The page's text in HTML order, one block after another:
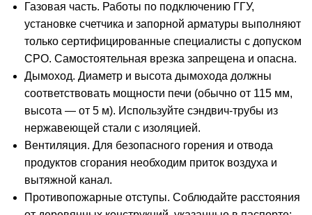
Газовая часть. Работы по подключению ГГУ,
установке счетчика и запорной арматуры выполняют
только сертифицированные специалисты с допуском
СРО. Самостоятельная врезка запрещена и опасна.
Дымоход. Диаметр и высота дымохода должны
соответствовать мощности печи (обычно от 115 мм,
высота — от 5 м). Используйте сэндвич-трубы из
нержавеющей стали с изоляцией.
Вентиляция. Для безопасного горения и отвода
продуктов сгорания необходим приток воздуха и
вытяжной канал.
Противопожарные отступы. Соблюдайте расстояния